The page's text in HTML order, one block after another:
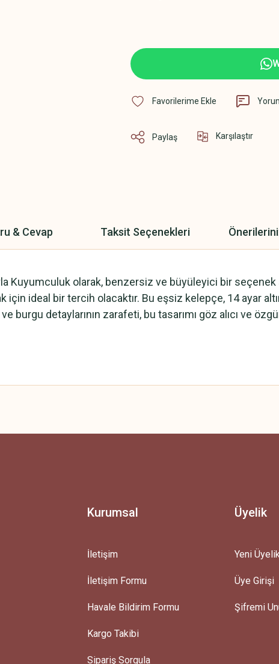
Paylaş Karşılaştır
& Cevap Taksit Seçenekleri
Kuyumculuk olarak, benzersiz ve büyüleyici bir
için ideal bir tercih olacaktır. Bu eşsiz kelepçe, 14 ayar
burgu detaylarının zarafeti, bu tasarımı göz alıcı ve
Bu ürüne ilk yorumu siz yapın!
Ürün hakkında henüz soru sorulmamış.
Gönder
Kurumsal
İletişim
İletişim Formu
Havale Bildirim Formu
Kargo Takibi
Sipariş Sorgula
Üyelik
Yeni
Üye Girişi
Şifremi